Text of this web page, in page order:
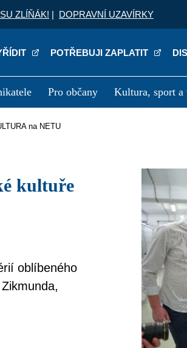
ZLÍŇÁK! | DOPRAVNÍ UZAVÍRKY
POTŘEBUJI ZAPLATIT
Pro občany Kultura, sport a
Kariéra
na NETU
oblíbeného